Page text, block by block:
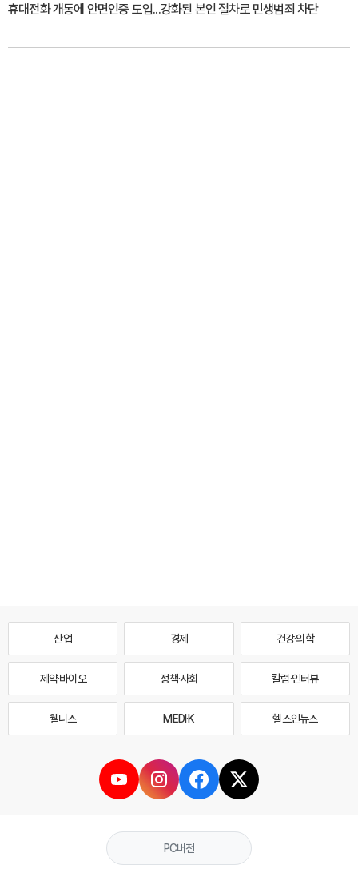
휴대전화 개통에 안면인증 도입...강화된 본인 절차로 민생범죄 차단
산업 경제 건강·의학
제약·바이오 정책·사회 칼럼·인터뷰
웰니스 MEDI·K 헬스인뉴스
PC버전